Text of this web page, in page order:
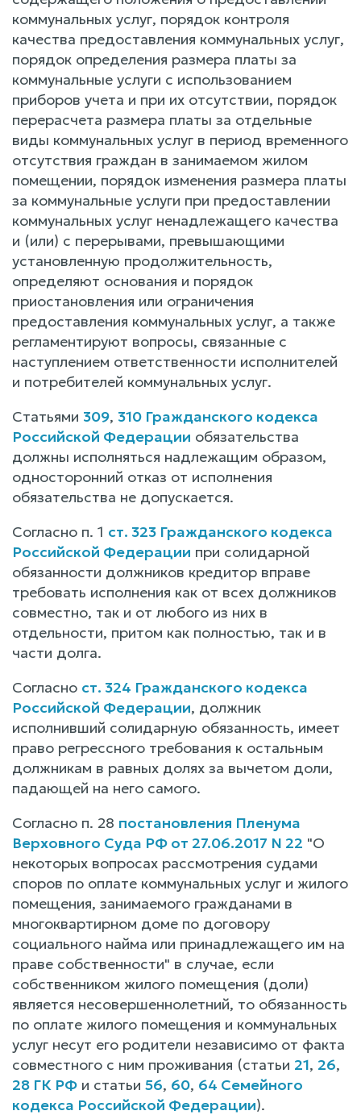
коммунальных услуг, порядок контроля
качества предоставления коммунальных услуг,
порядок определения размера платы за
коммунальные услуги с использованием
приборов учета и при их отсутствии, порядок
перерасчета размера платы за отдельные
виды коммунальных услуг в период временного
отсутствия граждан в занимаемом жилом
помещении, порядок изменения размера платы
за коммунальные услуги при предоставлении
коммунальных услуг ненадлежащего качества
и (или) с перерывами, превышающими
установленную продолжительность,
определяют основания и порядок
приостановления или ограничения
предоставления коммунальных услуг, а также
регламентируют вопросы, связанные с
наступлением ответственности исполнителей
и потребителей коммунальных услуг.
Статьями 309, 310 Гражданского кодекса
Российской Федерации обязательства
должны исполняться надлежащим образом,
односторонний отказ от исполнения
обязательства не допускается.
Согласно п. 1 ст. 323 Гражданского кодекса
Российской Федерации при солидарной
обязанности должников кредитор вправе
требовать исполнения как от всех должников
совместно, так и от любого из них в
отдельности, притом как полностью, так и в
части долга.
Согласно ст. 324 Гражданского кодекса
Российской Федерации, должник
исполнивший солидарную обязанность, имеет
право регрессного требования к остальным
должникам в равных долях за вычетом доли,
падающей на него самого.
Согласно п. 28 постановления Пленума
Верховного Суда РФ от 27.06.2017 N 22 "О
некоторых вопросах рассмотрения судами
споров по оплате коммунальных услуг и жилого
помещения, занимаемого гражданами в
многоквартирном доме по договору
социального найма или принадлежащего им на
праве собственности" в случае, если
собственником жилого помещения (доли)
является несовершеннолетний, то обязанность
по оплате жилого помещения и коммунальных
услуг несут его родители независимо от факта
совместного с ним проживания (статьи 21, 26,
28 ГК РФ и статьи 56, 60, 64 Семейного
кодекса Российской Федерации).